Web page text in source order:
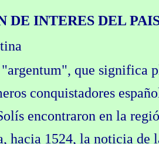
DE INTERES DEL
que significa
conquistadores
encontraron en la
hacia 1524, la noticia de